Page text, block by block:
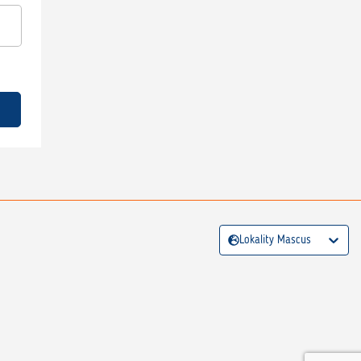
Lokality Mascus